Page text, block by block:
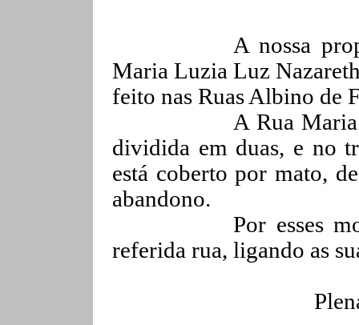
A nossa
Maria Luzia Luz
feito nas Ruas Albino de
A Rua
dividida em duas, e no
está coberto por mato,
abandono.
Por esses
referida rua, ligando as